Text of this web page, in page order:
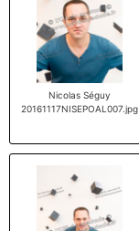
Nicolas Séguy
20161117NISEPOAL007.jpg